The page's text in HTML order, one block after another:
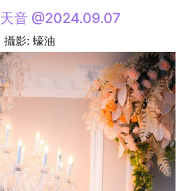
天音 @2024.09.07
攝影: 蠔油